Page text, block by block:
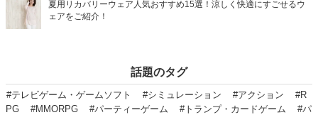
夏用リカバリーウェア人気おすすめ15選！涼しく快適にすごせるウ
ェアをご紹介！
話題のタグ
#テレビゲーム・ゲームソフト #シミュレーション #アクション
#R
PG
#MMORPG #パーティーゲーム #トランプ・カードゲーム
#パ